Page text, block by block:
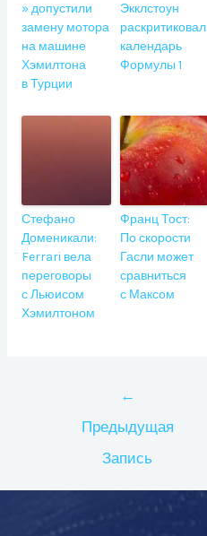
» допустили
замену мотора
на машине
Хэмилтона
в Турции
Экклстоун
раскритиковал
календарь
Формулы 1
Стефано
Доменикали:
Ferrari вела
переговоры
с Льюисом
Хэмилтоном
Франц Тост:
По скорости
Гасли может
сравниться
с Максом
записям
←
Предыдущая
Запись